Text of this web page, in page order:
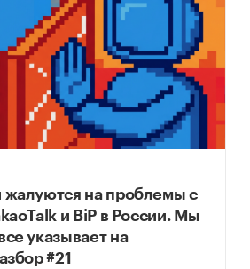
жалуются на проблемы с
и BiP в России. Мы
указывает на
#21